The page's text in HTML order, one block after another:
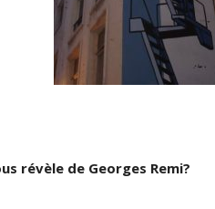
révèle de Georges Remi?